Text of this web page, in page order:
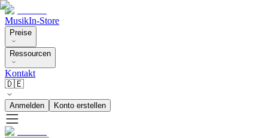
MusikIn-Store
Preise
Ressourcen
Kontakt
🇩🇪
Anmelden Konto erstellen